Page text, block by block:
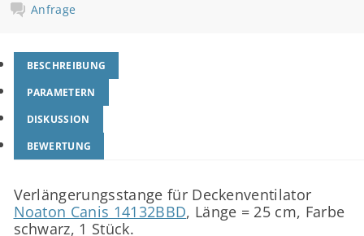
Anfrage
BESCHREIBUNG
PARAMETERN
DISKUSSION
BEWERTUNG
Verlängerungsstange für Deckenventilator
Noaton Canis 14132BBD, Länge = 25 cm, Farbe
schwarz, 1 Stück.